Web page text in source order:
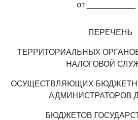
от ___________
ПЕРЕЧЕНЬ
ТЕРРИТОРИАЛЬНЫХ
НАЛОГОВОЙ
ОСУЩЕСТВЛЯЮЩИХ
АДМИНИСТРАТОРОВ
БЮДЖЕТОВ